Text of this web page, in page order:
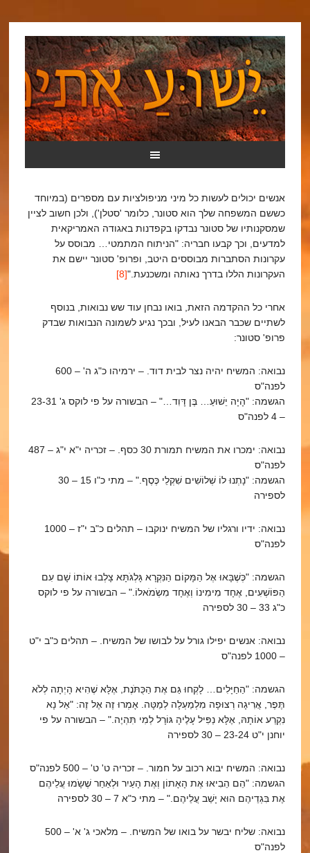
אנשים יכולים לעשות כל מיני מניפולציות עם מספרים (במיוחד
כששם המשפחה שלך הוא סטונר, כלומר 'סטלן'), ולכן חשוב לציין
שמסקנותיו של סטונר נבדקו בקפדנות באגודה האמריקאית
למדעים, וכך קבעו חבריה: "הניתוח המתמטי… מבוסס על
עקרונות הסתברות מבוססים היטב, ופרופ' סטונר יישם את
העקרונות הללו בדרך נאותה ומשכנעת."[8]
אחרי כל ההקדמה הזאת, בואו נבחן עוד שש נבואות, בנוסף
לשתיים שכבר הבאנו לעיל, ובכך נגיע לשמונה הנבואות שבדק
פרופ' סטונר:
נבואה: המשיח יהיה נצר לבית דוד. – ירמיהו כ"ג ה' – 600
לפנה"ס
הגשמה: "הָיָה יֵשׁוּעַ… בֶּן דָּוִד…" – הבשורה על פי לוקס ג' 23-31
– 4 לפנה"ס
נבואה: ימכרו את המשיח תמורת 30 כסף. – זכריה י"א י"ג – 487
לפנה"ס
הגשמה: "נָתְנוּ לוֹ שְׁלוֹשִׁים שִׁקְלֵי כֶּסֶף." – מתי כ"ו 15 – 30
לספירה
נבואה: ידיו ורגליו של המשיח ינוקבו – תהלים כ"ב י"ז – 1000
לפנה"ס
הגשמה: "כְּשֶׁבָּאוּ אֶל הַמָּקוֹם הַנִּקְרָא גָּלְגֹּתָּא צָלְבוּ אוֹתוֹ שָׁם עִם
הַפּוֹשְׁעִים, אֶחָד מִימִינוֹ וְאֶחָד מִשְֹמֹאלוֹ." – הבשורה על פי לוקס
כ"ג 33 – 30 לספירה
נבואה: אנשים יפילו גורל על לבושו של המשיח. – תהלים כ"ב י"ט
– 1000 לפנה"ס
הגשמה: "הַחַיָּלִים… לָקְחוּ גַּם אֶת הַכֻּתֹּנֶת, אֶלָּא שֶׁהִיא הָיְתָה לְלֹא
תֶּפֶר, אֲרִיגָה רְצוּפָה מִלְמַעְלָה לְמַטָּה. אָמְרוּ זֶה אֶל זֶה: "אַל נָא
נִקְרַע אוֹתָהּ, אֶלָּא נַפִּיל עָלֶיהָ גּוֹרָל לְמִי תִּהְיֶה." – הבשורה על פי
יוחנן י"ט 23-24 – 30 לספירה
נבואה: המשיח יבוא רכוב על חמור. – זכריה ט' ט' – 500 לפנה"ס
הגשמה: "הֵם הֵבִיאוּ אֶת הָאָתוֹן וְאֶת הָעַיִר וּלְאַחַר שֶׁשָֹמוּ עֲלֵיהֶם
אֶת בִּגְדֵיהֶם הוּא יָשַׁב עֲלֵיהֶם." – מתי כ"א 7 – 30 לספירה
נבואה: שליח יבשר על בואו של המשיח. – מלאכי ג' א' – 500
לפנה"ס